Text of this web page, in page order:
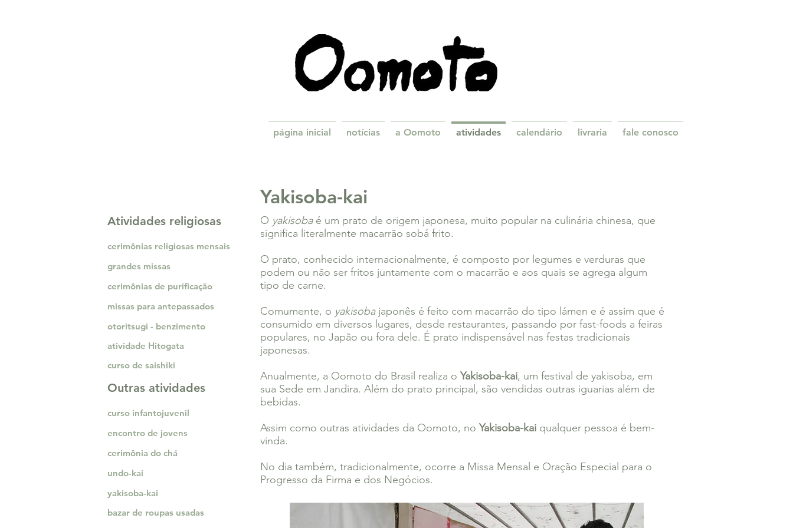
página inicial notícias a Oomoto atividades calendário livraria fale conosco
Yakisoba-kai
Atividades religiosas
cerimônias religiosas mensais
grandes missas
cerimônias de purificação
missas para antepassados
otoritsugi - benzimento
atividade Hitogata
curso de saishiki
Outras atividades
curso infantojuvenil
encontro de jovens
cerimônia do chá
undo-kai
yakisoba-kai
bazar de roupas usadas
O yakisobaé um prato de origem japonesa, muito popular na culinária chinesa, que
significa literalmente macarrão sobá frito.
O prato, conhecido internacionalmente, é composto por legumes e verduras que
podem ou não ser fritos juntamente com o macarrão e aos quais se agrega algum
tipo de carne.
Comumente, o yakisobajaponês é feito com macarrão do tipo lámen e é assim que é
consumido em diversos lugares, desde restaurantes, passando por fast-foods a feiras
populares, no Japão ou fora dele. É prato indispensável nas festas tradicionais
japonesas.
Anualmente, a Oomoto do Brasil realiza o Yakisoba-kai, um festival de yakisoba, em
sua Sede em Jandira. Além do prato principal, são vendidas outras iguarias além de
bebidas.
Assim como outras atividades da Oomoto, no Yakisoba-kai qualquer pessoa é bem-
vinda.
No dia também, tradicionalmente, ocorre a Missa Mensal e Oração Especial para o
Progresso da Firma e dos Negócios.